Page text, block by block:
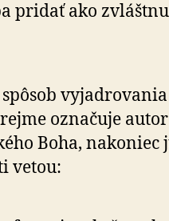
pridať ako
označuje
Boha, nakoniec
vetou: